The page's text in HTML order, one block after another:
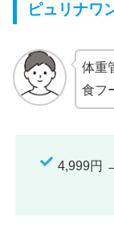
ピュリナワ
体重
食フ
4,999円